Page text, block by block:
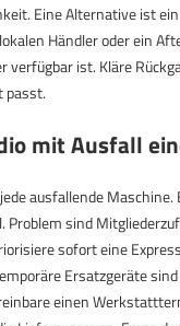
Eine Alternative ist
Händler oder ein
verfügbar ist. Kläre
passt.
mit Ausfall
ausfallende
Problem sind
sofort eine
Ersatzgeräte
einen